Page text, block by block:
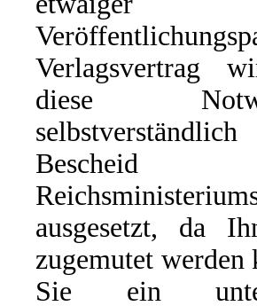
Verlagsvertrag
diese
ausgesetzt, da
zugemutet werden
Sie ein